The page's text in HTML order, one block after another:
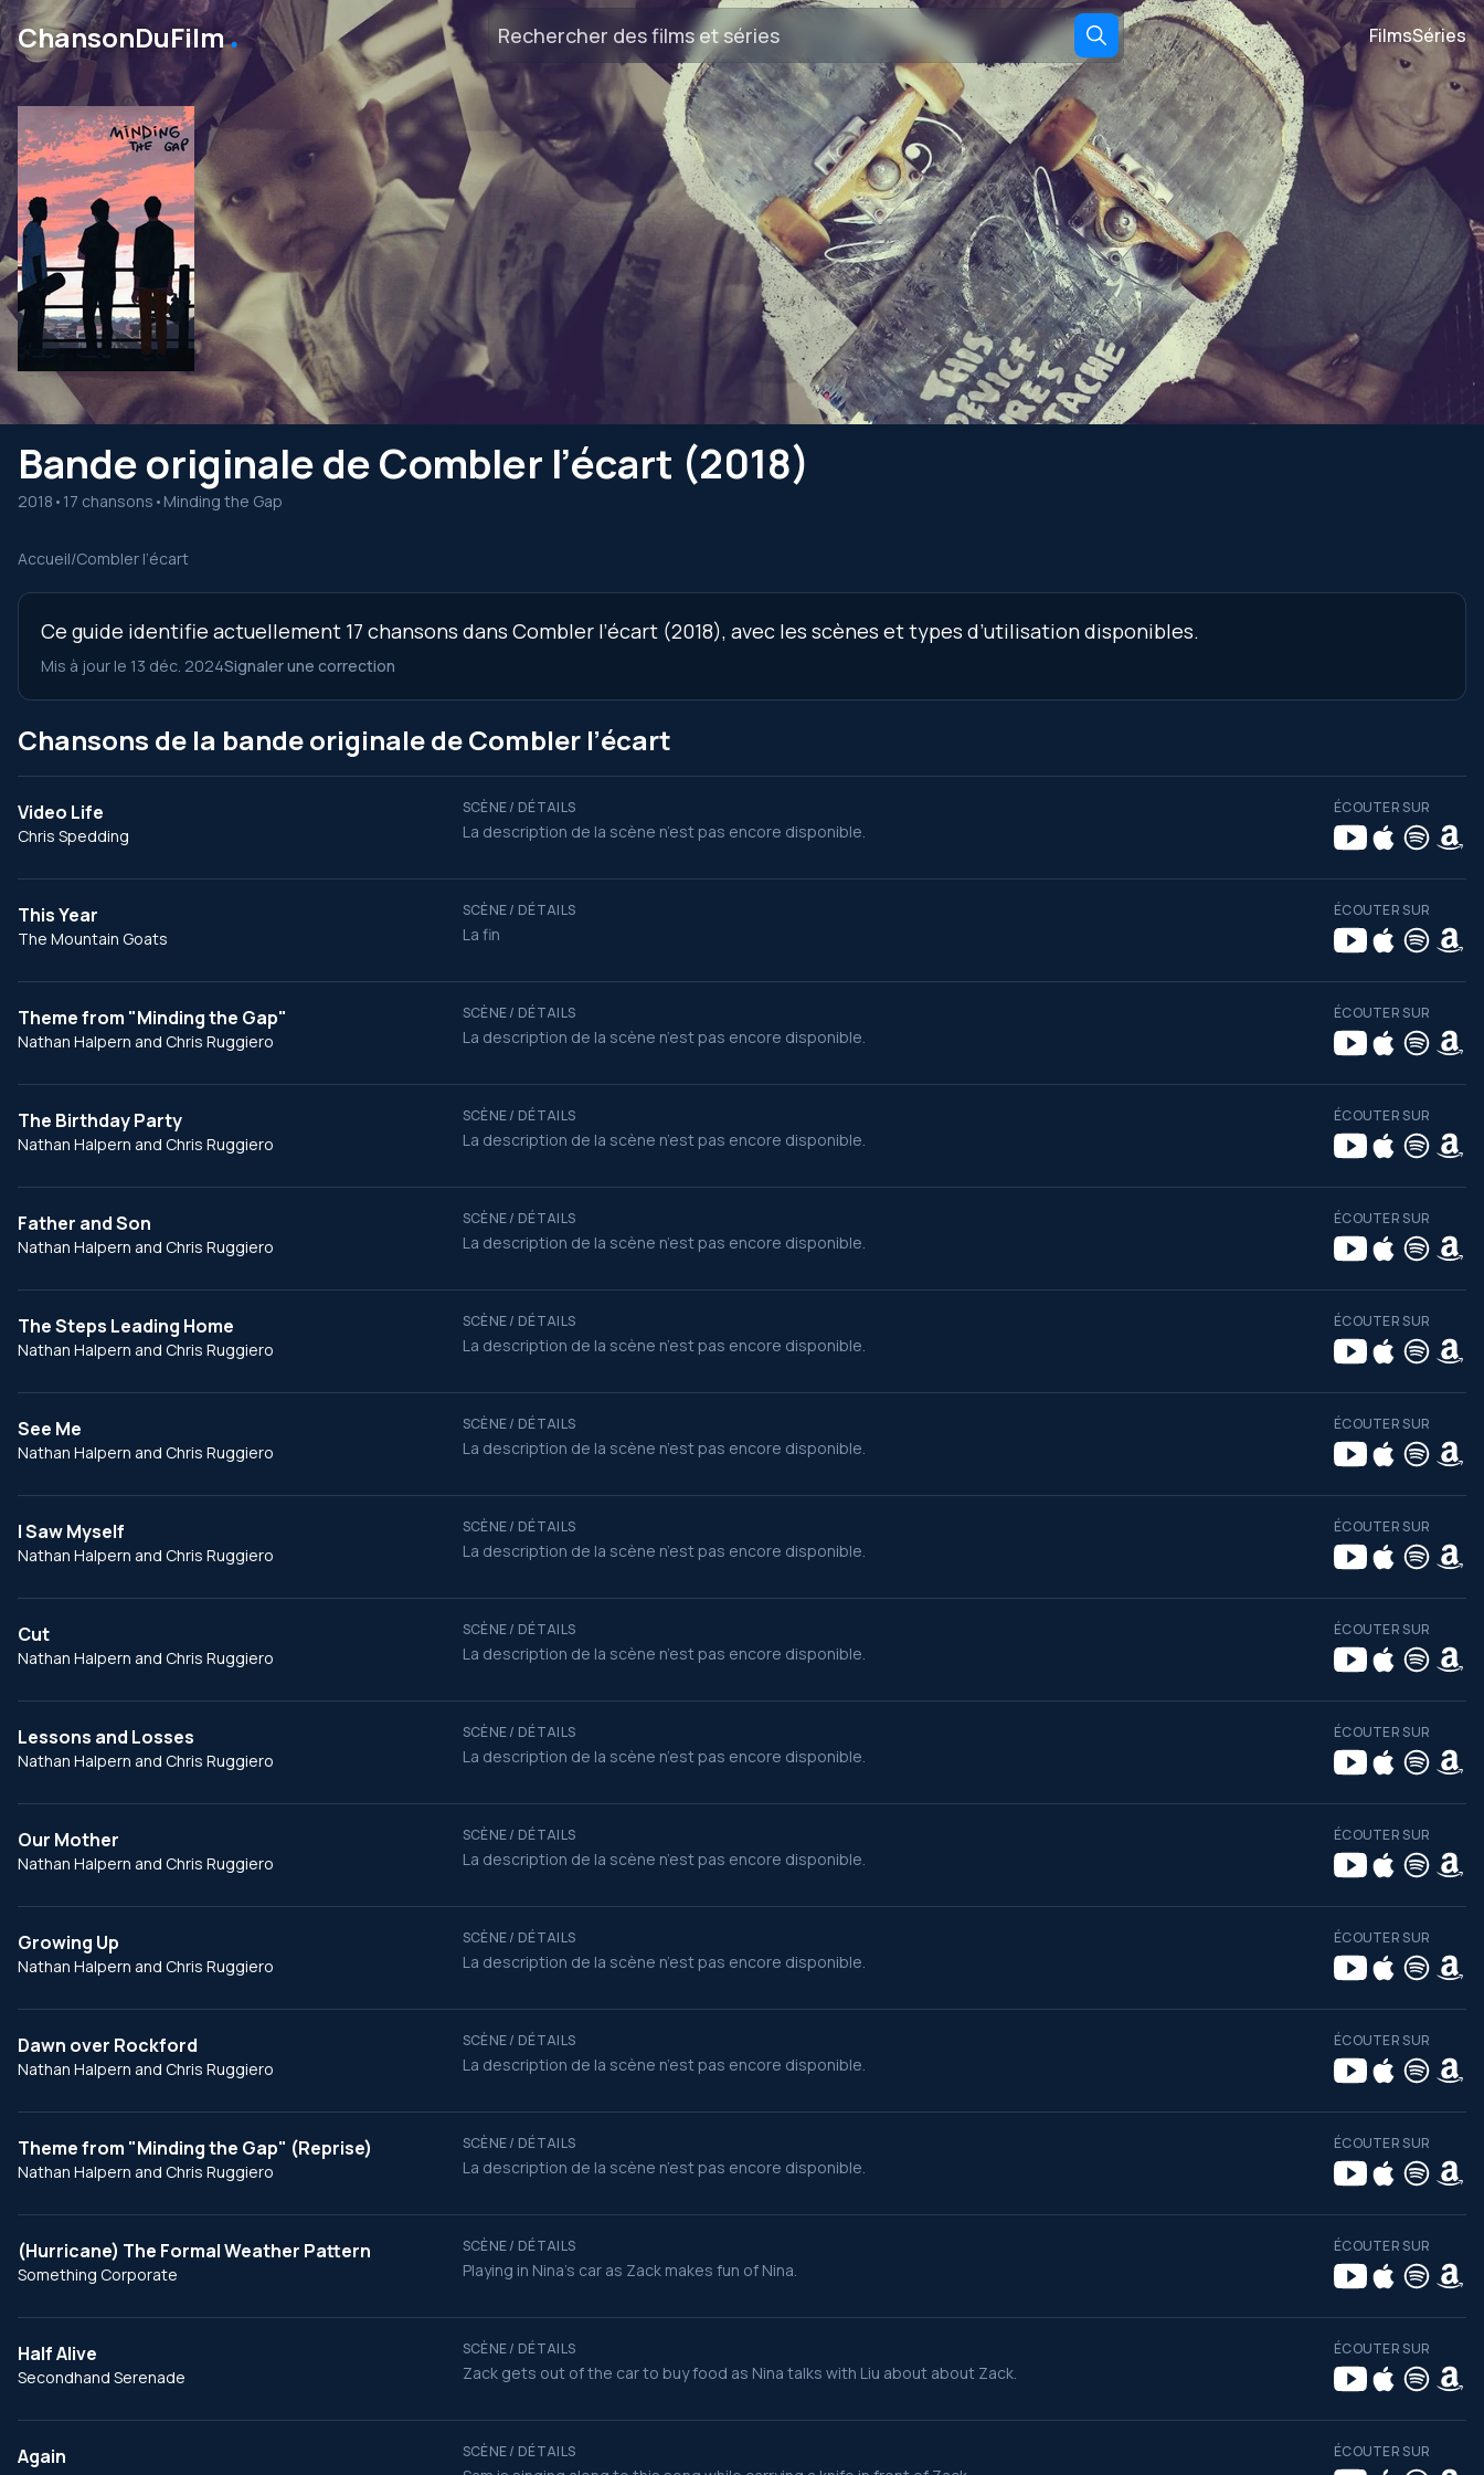
ChansonDuFilm․ FilmsSéries
Bande originale de Combler l’écart (2018)
2018 • 17 chansons • Minding the Gap
Accueil/Combler l’écart
Ce guide identifie actuellement 17 chansons dans Combler l’écart (2018), avec les scènes et types d’utilisation disponibles.
Mis à jour le 13 déc. 2024Signaler une correction
Chansons de la bande originale de Combler l’écart
Video Life
Chris Spedding
SCÈNE / DÉTAILS
La description de la scène n’est pas encore disponible.
ÉCOUTER SUR
This Year
The Mountain Goats
SCÈNE / DÉTAILS
La fin
ÉCOUTER SUR
Theme from "Minding the Gap"
Nathan Halpern and Chris Ruggiero
SCÈNE / DÉTAILS
La description de la scène n’est pas encore disponible.
ÉCOUTER SUR
The Birthday Party
Nathan Halpern and Chris Ruggiero
SCÈNE / DÉTAILS
La description de la scène n’est pas encore disponible.
ÉCOUTER SUR
Father and Son
Nathan Halpern and Chris Ruggiero
SCÈNE / DÉTAILS
La description de la scène n’est pas encore disponible.
ÉCOUTER SUR
The Steps Leading Home
Nathan Halpern and Chris Ruggiero
SCÈNE / DÉTAILS
La description de la scène n’est pas encore disponible.
ÉCOUTER SUR
See Me
Nathan Halpern and Chris Ruggiero
SCÈNE / DÉTAILS
La description de la scène n’est pas encore disponible.
ÉCOUTER SUR
I Saw Myself
Nathan Halpern and Chris Ruggiero
SCÈNE / DÉTAILS
La description de la scène n’est pas encore disponible.
ÉCOUTER SUR
Cut
Nathan Halpern and Chris Ruggiero
SCÈNE / DÉTAILS
La description de la scène n’est pas encore disponible.
ÉCOUTER SUR
Lessons and Losses
Nathan Halpern and Chris Ruggiero
SCÈNE / DÉTAILS
La description de la scène n’est pas encore disponible.
ÉCOUTER SUR
Our Mother
Nathan Halpern and Chris Ruggiero
SCÈNE / DÉTAILS
La description de la scène n’est pas encore disponible.
ÉCOUTER SUR
Growing Up
Nathan Halpern and Chris Ruggiero
SCÈNE / DÉTAILS
La description de la scène n’est pas encore disponible.
ÉCOUTER SUR
Dawn over Rockford
Nathan Halpern and Chris Ruggiero
SCÈNE / DÉTAILS
La description de la scène n’est pas encore disponible.
ÉCOUTER SUR
Theme from "Minding the Gap" (Reprise)
Nathan Halpern and Chris Ruggiero
SCÈNE / DÉTAILS
La description de la scène n’est pas encore disponible.
ÉCOUTER SUR
(Hurricane) The Formal Weather Pattern
Something Corporate
SCÈNE / DÉTAILS
Playing in Nina's car as Zack makes fun of Nina.
ÉCOUTER SUR
Half Alive
Secondhand Serenade
SCÈNE / DÉTAILS
Zack gets out of the car to buy food as Nina talks with Liu about about Zack.
ÉCOUTER SUR
Again SCÈNE / DÉTAILS ÉCOUTER SUR